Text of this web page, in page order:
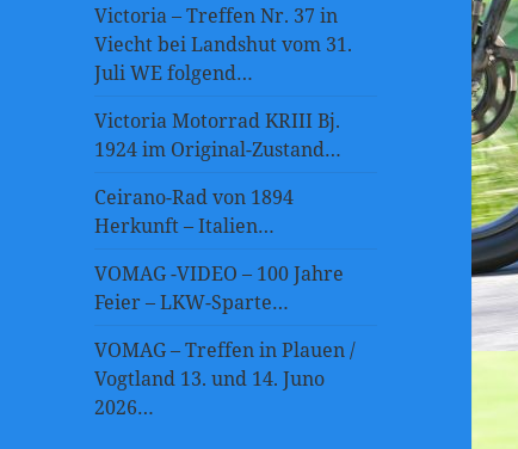
Victoria – Treffen Nr. 37 in
Viecht bei Landshut vom 31.
Juli WE folgend…
Victoria Motorrad KRIII Bj.
1924 im Original-Zustand…
Ceirano-Rad von 1894
Herkunft – Italien…
VOMAG -VIDEO – 100 Jahre
Feier – LKW-Sparte…
VOMAG – Treffen in Plauen /
Vogtland 13. und 14. Juno
2026…